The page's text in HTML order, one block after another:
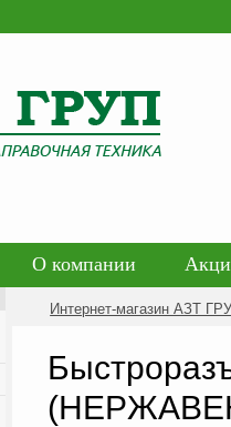
О компании
Контакты
Политика
Интернет-магазин АЗТ